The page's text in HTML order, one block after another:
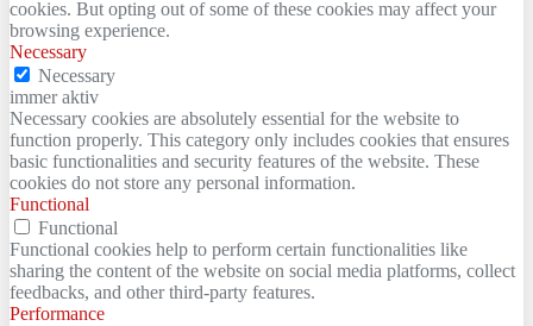
cookies. But opting out of some of these cookies may affect your
browsing experience.
Necessary
Necessary
immer aktiv
Necessary cookies are absolutely essential for the website to
function properly. This category only includes cookies that ensures
basic functionalities and security features of the website. These
cookies do not store any personal information.
Functional
Functional
Functional cookies help to perform certain functionalities like
sharing the content of the website on social media platforms, collect
feedbacks, and other third-party features.
Performance